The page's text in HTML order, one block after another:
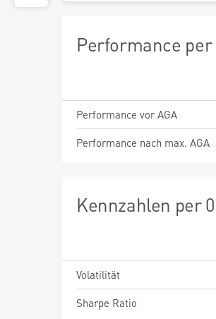
Performance per
Performance vor AGA
Performance nach max. AGA
Kennzahlen per
Volatilität
Sharpe Ratio